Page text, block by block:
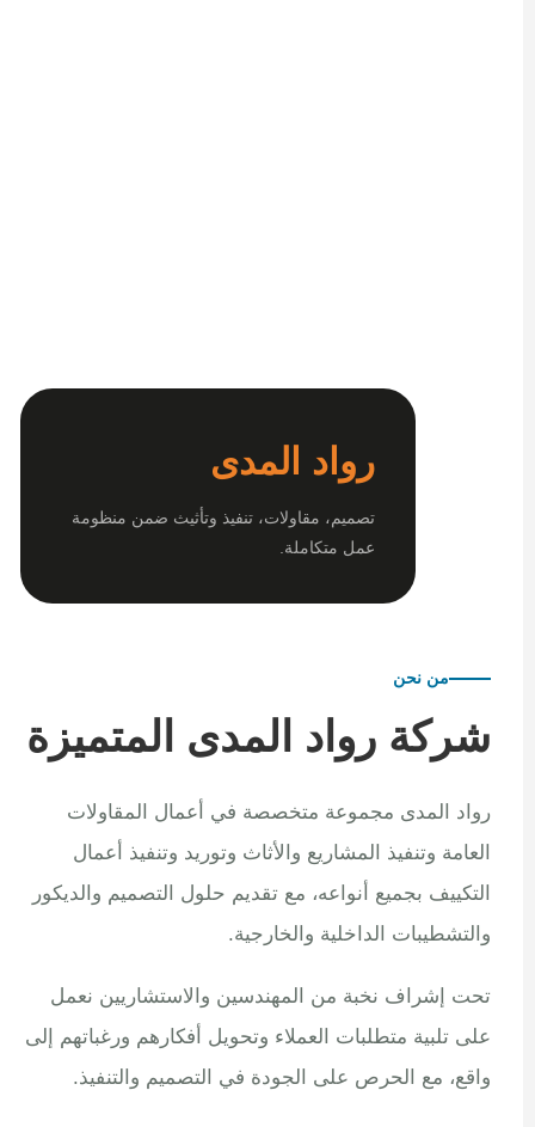
رواد المدى
تصميم، مقاولات، تنفيذ وتأثيث ضمن منظومة
عمل متكاملة.
من نحن
شركة رواد المدى المتميزة
رواد المدى مجموعة متخصصة في أعمال المقاولات
العامة وتنفيذ المشاريع والأثاث وتوريد وتنفيذ أعمال
التكييف بجميع أنواعه، مع تقديم حلول التصميم والديكور
والتشطيبات الداخلية والخارجية.
تحت إشراف نخبة من المهندسين والاستشاريين نعمل
على تلبية متطلبات العملاء وتحويل أفكارهم ورغباتهم إلى
واقع، مع الحرص على الجودة في التصميم والتنفيذ.